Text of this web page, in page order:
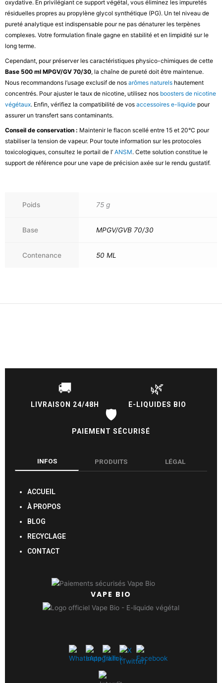
oxydative. En privilégiant ce support végétal, vous éliminez les impuretés
résiduelles propres au propylène glycol synthétique (PG). Un tel niveau de
pureté analytique est indispensable pour ne pas dénaturer les terpènes
complexes. Votre formulation finale gagne en stabilité et en limpidité sur le
long terme.
Cependant, pour préserver les caractéristiques physico-chimiques de cette
Base 500 ml MPGV/GV 70/30, la chaîne de pureté doit être maintenue.
Nous recommandons l’usage exclusif de nos arômes naturels hautement
concentrés. Pour ajuster le taux de nicotine, utilisez nos boosters de nicotine
végétaux. Enfin, vérifiez la compatibilité de vos accessoires e-liquide pour
assurer un transfert sans contaminants.
Conseil de conservation : Maintenir le flacon scellé entre 15 et 20°C pour
stabiliser la tension de vapeur. Pour toute information sur les protocoles
toxicologiques, consultez le portail de l’ ANSM. Cette solution constitue le
support de référence pour une vape de précision axée sur le rendu gustatif.
Poids 75 g
Base MPGV/GVB 70/30
Contenance 50 ML
🚚
LIVRAISON 24/48H
🌿
E-LIQUIDES BIO
🛡️
PAIEMENT SÉCURISÉ
INFOS PRODUITS LÉGAL
ACCUEIL
À PROPOS
BLOG
RECYCLAGE
CONTACT
VAPE BIO